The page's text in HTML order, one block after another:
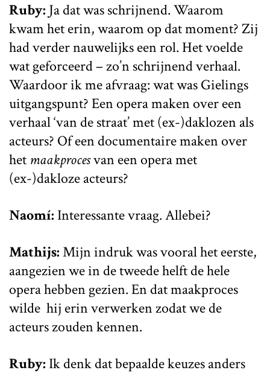
Ruby: Ja dat was schrijnend. Waarom
kwam het erin, waarom op dat moment? Zij
had verder nauwelijks een rol. Het voelde
wat geforceerd – zo’n schrijnend verhaal.
Waardoor ik me afvraag: wat was Gielings
uitgangspunt? Een opera maken over een
verhaal ‘van de straat’ met (ex-)daklozen als
acteurs? Of een documentaire maken over
het maakprocesvan een opera met
(ex-)dakloze acteurs?
Naomí: Interessante vraag. Allebei?
Mathijs:Mijn indruk was vooral het eerste,
aangezien we in de tweede helft de hele
opera hebben gezien. En dat maakproces
wilde hij erin verwerken zodat we de
acteurs zouden kennen.
Ruby: Ik denk dat bepaalde keuzes anders